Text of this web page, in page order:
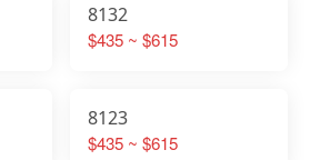
8132
$435 ~ $615
8123
$435 ~ $615